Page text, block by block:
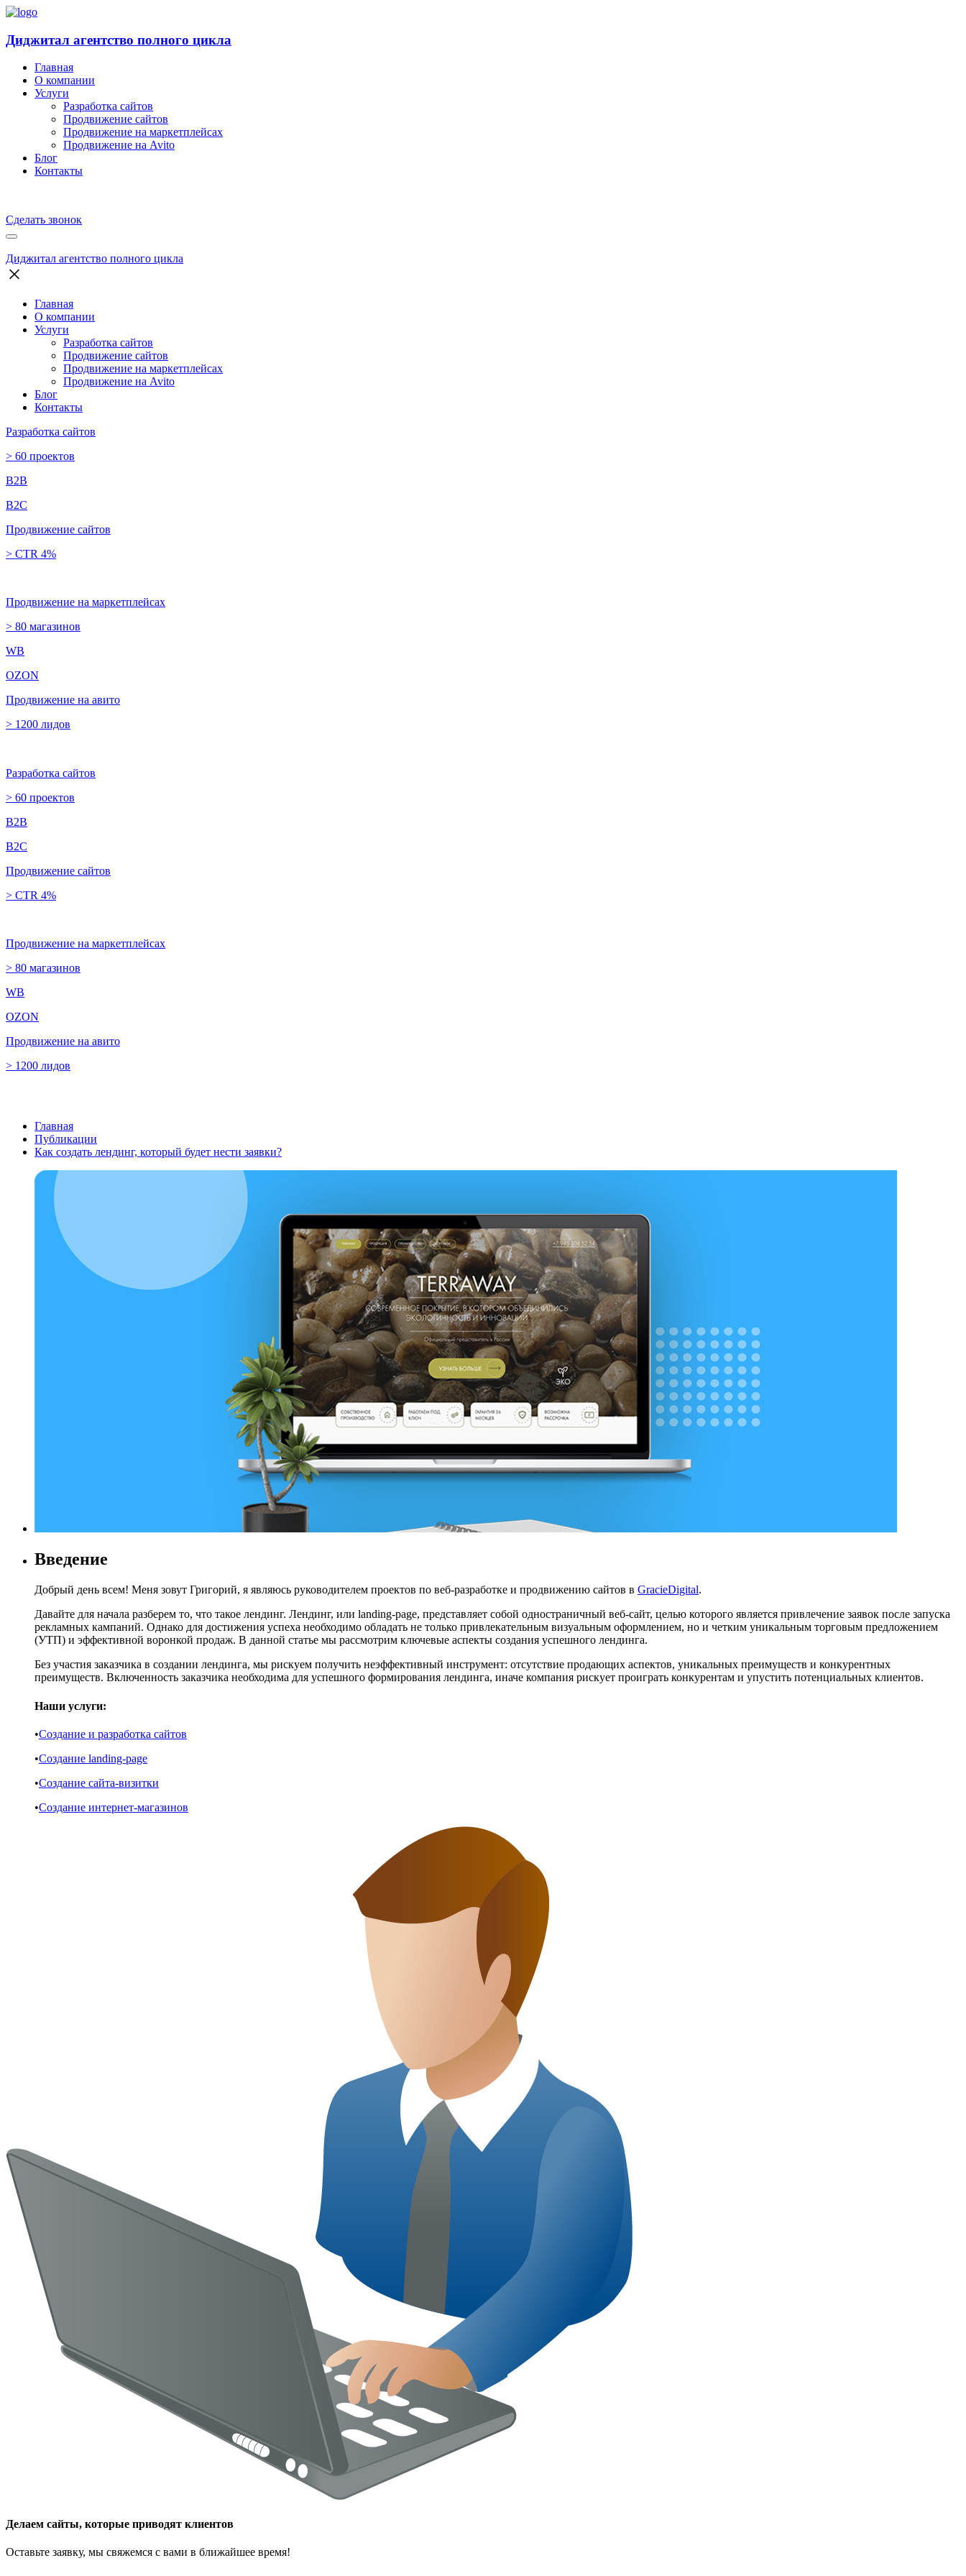
Диджитал агентство полного цикла
Главная
О компании
Услуги
Разработка сайтов
Продвижение сайтов
Продвижение на маркетплейсах
Продвижение на Avito
Блог
Контакты
Сделать звонок
Диджитал агентство полного цикла
Главная
О компании
Услуги
Разработка сайтов
Продвижение сайтов
Продвижение на маркетплейсах
Продвижение на Avito
Блог
Контакты
Разработка сайтов
> 60 проектов
B2B
B2C
Продвижение сайтов
> CTR 4%
Продвижение на маркетплейсах
> 80 магазинов
WB
OZON
Продвижение на авито
> 1200 лидов
Разработка сайтов
> 60 проектов
B2B
B2C
Продвижение сайтов
> CTR 4%
Продвижение на маркетплейсах
> 80 магазинов
WB
OZON
Продвижение на авито
> 1200 лидов
Главная
Публикации
Как создать лендинг, который будет нести заявки?
Введение
Добрый день всем! Меня зовут Григорий, я являюсь руководителем проектов по веб-разработке и продвижению сайтов в GracieDigital.
Давайте для начала разберем то, что такое лендинг. Лендинг, или landing-page, представляет собой одностраничный веб-сайт, целью которого является привлечение заявок после запуска
рекламных кампаний. Однако для достижения успеха необходимо обладать не только привлекательным визуальным оформлением, но и четким уникальным торговым предложением
(УТП) и эффективной воронкой продаж. В данной статье мы рассмотрим ключевые аспекты создания успешного лендинга.
Без участия заказчика в создании лендинга, мы рискуем получить неэффективный инструмент: отсутствие продающих аспектов, уникальных преимуществ и конкурентных
преимуществ. Включенность заказчика необходима для успешного формирования лендинга, иначе компания рискует проиграть конкурентам и упустить потенциальных клиентов.
Наши услуги:
•Создание и разработка сайтов
•Создание landing-page
•Создание сайта-визитки
•Создание интернет-магазинов
Делаем сайты, которые приводят клиентов
Оставьте заявку, мы свяжемся с вами в ближайшее время!